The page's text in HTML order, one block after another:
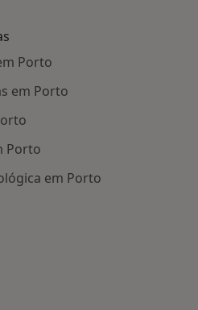
Porto
em Porto
Porto
em Porto